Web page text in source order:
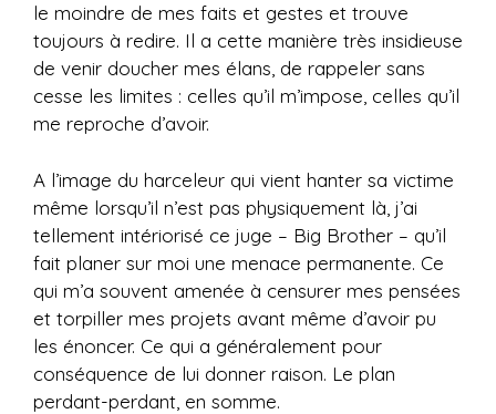
le moindre de mes faits et gestes et trouve
toujours à redire. Il a cette manière très insidieuse
de venir doucher mes élans, de rappeler sans
cesse les limites : celles qu’il m’impose, celles qu’il
me reproche d’avoir.
A l’image du harceleur qui vient hanter sa victime
même lorsqu’il n’est pas physiquement là, j’ai
tellement intériorisé ce juge – Big Brother – qu’il
fait planer sur moi une menace permanente. Ce
qui m’a souvent amenée à censurer mes pensées
et torpiller mes projets avant même d’avoir pu
les énoncer. Ce qui a généralement pour
conséquence de lui donner raison. Le plan
perdant-perdant, en somme.